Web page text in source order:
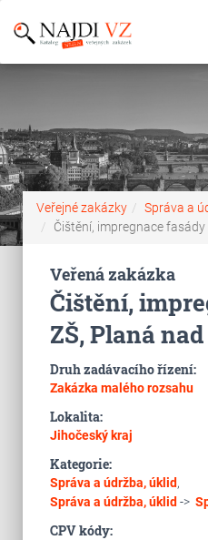
Veřejné zakázky
Správa a
Čištění, impregnace
Veřená zakázka
Čištění,
ZŠ, Planá
Druh zadávacího řízení:
Zakázka malého rozsahu
Lokalita:
Jihočeský kraj
Kategorie:
Správa a údržba, úklid,
Správa a údržba, úklid ->
CPV kódy: